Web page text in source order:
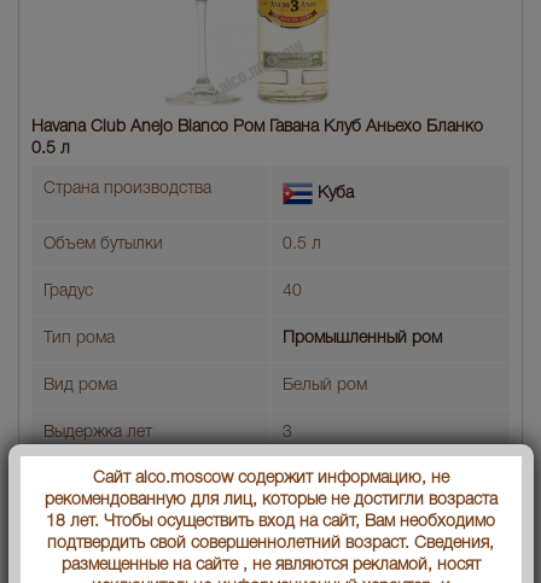
Havana Club Anejo Blanco Ром Гавана Клуб Аньехо Бланко
0.5 л
Страна производства Куба
Объем бутылки 0.5 л
Градус 40
Тип рома Промышленный ром
Вид рома Белый ром
Выдержка лет 3
Артикул 35275
Производитель
«ГАВАНА КЛУБ
ИНТЕРНЕШНЛ С.А.»
Сайт alco.moscow содержит информацию, не
рекомендованную для лиц, которые не достигли возраста
18 лет. Чтобы осуществить вход на сайт, Вам необходимо
подтвердить свой совершеннолетний возраст. Сведения,
размещенные на сайте , не являются рекламой, носят